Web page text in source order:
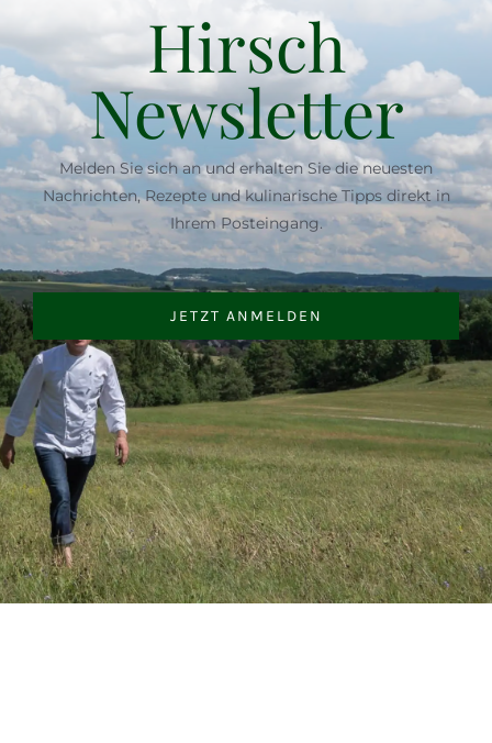
Hirsch
Newsletter
Melden Sie sich an und erhalten Sie die neuesten
Nachrichten, Rezepte und kulinarische Tipps direkt in
Ihrem Posteingang.
JETZT ANMELDEN